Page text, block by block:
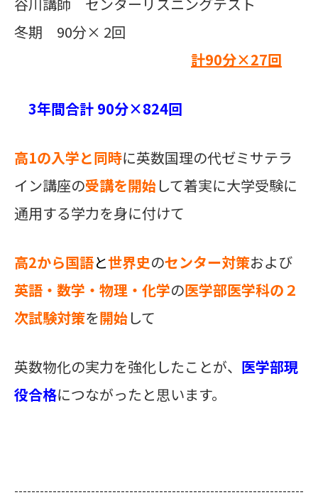
冬期 90分× 2回
計90分×27回
3年間合計 90分×824回
高1の入学と同時に英数国理の代ゼミサテラ
イン講座の受講を開始して着実に大学受験に
通用する学力を身に付けて
高2から国語と世界史のセンター対策および
英語・数学・物理・化学の医学部医学科の２
次試験対策を開始して
英数物化の実力を強化したことが、 医学部現
役合格につながったと思います。
--------------------------------------------------------------------